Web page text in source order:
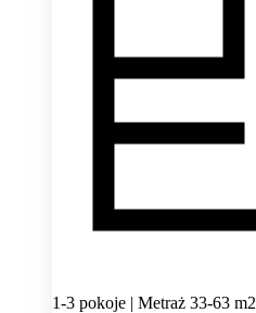
1-3 pokoje | Metraż 33-63 m2